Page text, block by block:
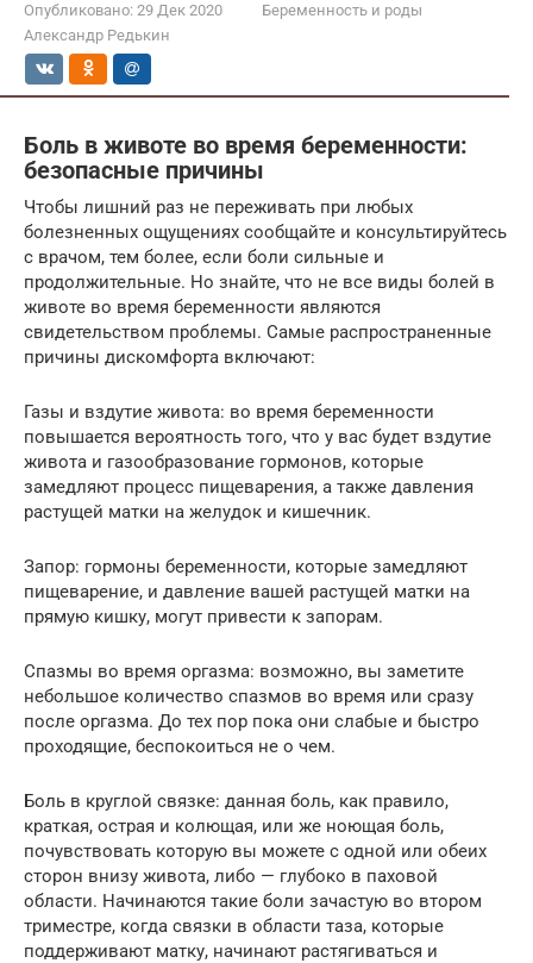
Опубликовано: 29 Дек 2020
Беременность и роды
Александр Редькин
Боль в животе во время беременности:
безопасные причины
Чтобы лишний раз не переживать при любых
болезненных ощущениях сообщайте и консультируйтесь
с врачом, тем более, если боли сильные и
продолжительные. Но знайте, что не все виды болей в
животе во время беременности являются
свидетельством проблемы. Самые распространенные
причины дискомфорта включают:
Газы и вздутие живота: во время беременности
повышается вероятность того, что у вас будет вздутие
живота и газообразование гормонов, которые
замедляют процесс пищеварения, а также давления
растущей матки на желудок и кишечник.
Запор: гормоны беременности, которые замедляют
пищеварение, и давление вашей растущей матки на
прямую кишку, могут привести к запорам.
Спазмы во время оргазма: возможно, вы заметите
небольшое количество спазмов во время или сразу
после оргазма. До тех пор пока они слабые и быстро
проходящие, беспокоиться не о чем.
Боль в круглой связке: данная боль, как правило,
краткая, острая и колющая, или же ноющая боль,
почувствовать которую вы можете с одной или обеих
сторон внизу живота, либо — глубоко в паховой
области. Начинаются такие боли зачастую во втором
триместре, когда связки в области таза, которые
поддерживают матку, начинают растягиваться и